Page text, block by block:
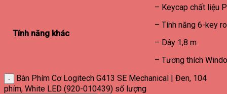
Tính năng khác
– Keycap chất liệu
– Tính năng 6-key
– Dây 1,8 m
– Tương thích
Bàn Phím Cơ Logitech G413 SE Mechanical | Đen, 104
phím, White LED (920-010439) số lượng